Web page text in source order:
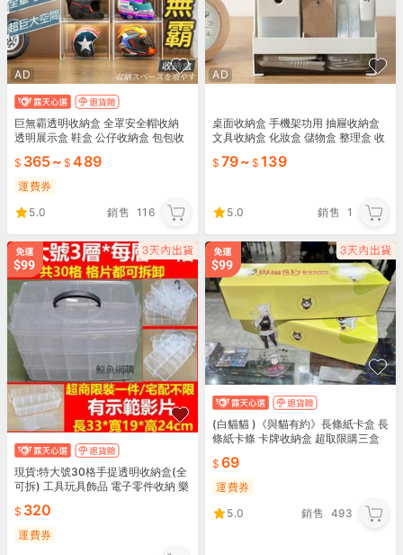
AD
巨無霸透明收納盒 全罩安全帽收納
透明展示盒 鞋盒 公仔收納盒 包包收
365~ 489
運費券
5.0
銷售 116
AD
桌面收納盒 手機架功用 抽屜收納盒
文具收納盒 化妝盒 儲物盒 整理盒 收
百貨
79~ 139
5.0 銷售 1
現貨:特大號30格手提透明收納盒(全
可拆) 工具玩具飾品 電子零件收納 樂
納箱鯨魚網購
320
運費券
(白貓貓 )《與貓有約》長條紙卡盒 長
條紙卡條 卡牌收納盒 超取限購三盒
69
運費券
5.0
銷售 493